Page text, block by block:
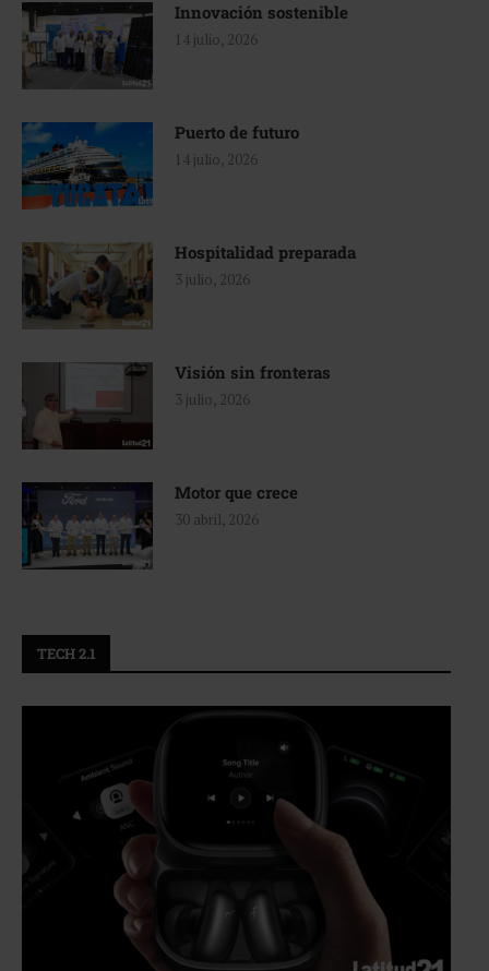
Innovación sostenible
14 julio, 2026
Puerto de futuro
14 julio, 2026
Hospitalidad preparada
3 julio, 2026
Visión sin fronteras
3 julio, 2026
Motor que crece
30 abril, 2026
TECH 2.1